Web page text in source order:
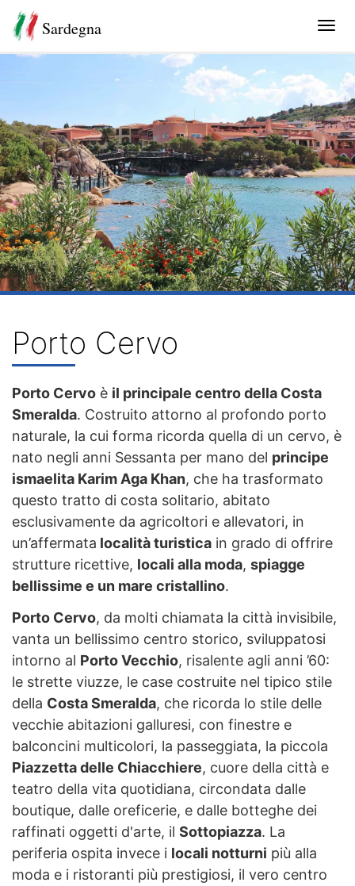
Sardegna
Porto Cervo
Porto Cervo è il principale centro della Costa
Smeralda. Costruito attorno al profondo porto
naturale, la cui forma ricorda quella di un cervo, è
nato negli anni Sessanta per mano del principe
ismaelita Karim Aga Khan, che ha trasformato
questo tratto di costa solitario, abitato
esclusivamente da agricoltori e allevatori, in
un’affermata località turistica in grado di offrire
strutture ricettive, locali alla moda, spiagge
bellissime e un mare cristallino.
Porto Cervo, da molti chiamata la città invisibile,
vanta un bellissimo centro storico, sviluppatosi
intorno al Porto Vecchio, risalente agli anni ’60:
le strette viuzze, le case costruite nel tipico stile
della Costa Smeralda, che ricorda lo stile delle
vecchie abitazioni galluresi, con finestre e
balconcini multicolori, la passeggiata, la piccola
Piazzetta delle Chiacchiere, cuore della città e
teatro della vita quotidiana, circondata dalle
boutique, dalle oreficerie, e dalle botteghe dei
raffinati oggetti d'arte, il Sottopiazza. La
periferia ospita invece i locali notturni più alla
moda e i ristoranti più prestigiosi, il vero centro